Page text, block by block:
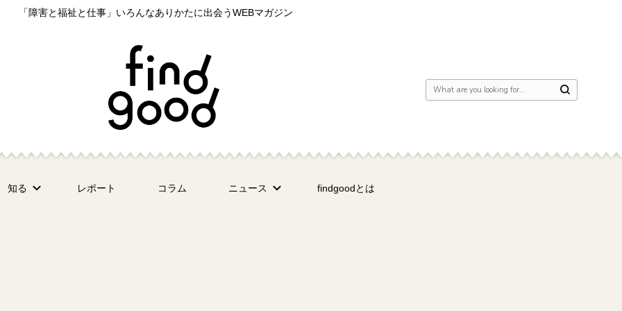
「障害と福祉と仕事」いろんなありかたに出会うWEBマガジン
Looking for Something?
知る レポート コラム ニュース findgoodとは